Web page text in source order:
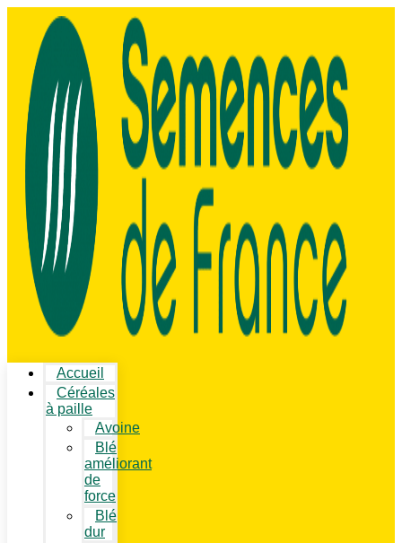
Accueil
Céréales
à paille
Avoine
Blé
améliorant
de
force
Blé
dur